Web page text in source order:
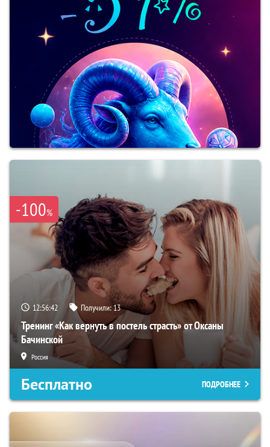
-100%
12:56:41 Получили:13
Тренинг «Как вернуть в постель страсть» от Оксаны
Бачинской
Россия
Бесплатно ПОДРОБНЕЕ